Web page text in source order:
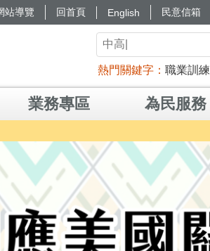
站導覽 回首頁 English 民意信箱
熱門關鍵字 職業訓練
業務專區 為民服務